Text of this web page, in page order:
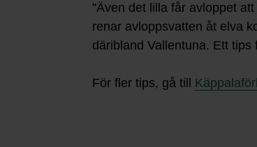
"Även det lilla får avloppet
renar avloppsvatten åt elva
däribland Vallentuna. Ett
För fler tips, gå till